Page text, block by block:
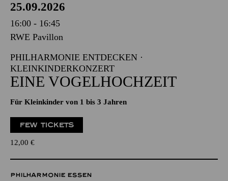
25.09.2026
16:00 - 16:45
RWE Pavillon
PHILHARMONIE ENTDECKEN ·
KLEINKINDERKONZERT
EINE VOGELHOCHZEIT
Für Kleinkinder von 1 bis 3 Jahren
FEW TICKETS
12,00 €
PHILHARMONIE ESSEN